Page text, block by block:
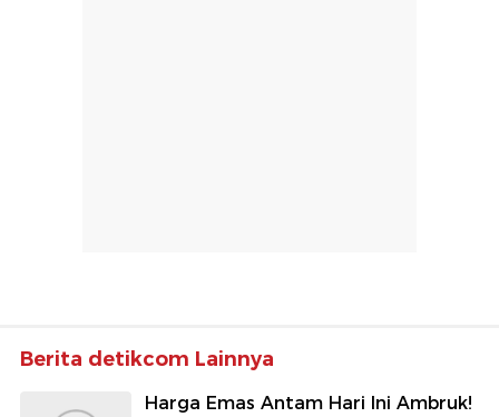
Berita detikcom Lainnya
Harga Emas Antam Hari Ini Ambruk!